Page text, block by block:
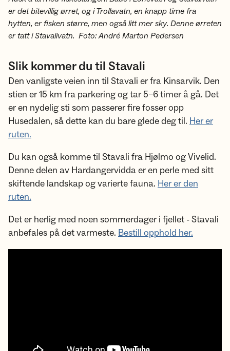
er det bitevillig ørret, og i Trollavatn, en knapp time fra
hytten, er fisken større, men også litt mer sky. Denne ørreten
er tatt i Stavalivatn. Foto: André Marton Pedersen
Slik kommer du til Stavali
Den vanligste veien inn til Stavali er fra Kinsarvik. Den
stien er 15 km fra parkering og tar 5–6 timer å gå. Det
er en nydelig sti som passerer fire fosser opp
Husedalen, så dette kan du bare glede deg til. Her er
ruten.
Du kan også komme til Stavali fra Hjølmo og Vivelid.
Denne delen av Hardangervidda er en perle med sitt
skiftende landskap og varierte fauna. Her er den
ruten.
Det er herlig med noen sommerdager i fjellet - Stavali
anbefales på det varmeste. Bestill opphold her.